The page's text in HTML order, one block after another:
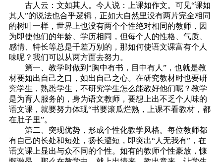
古人云：文如其人。今人说：上课如作文。可见“课如
其人”的说法也合乎逻辑，正如大自然里没有两片完全相同
的树叶一样，世界上也没有两个个性绝对相同的教师，因
为即使他们的年龄、学历相同，但每个人的性格、气质、
感情、特长等总是千差万别的，那如何使语文课富有个人
味呢？我们可以从两方面去努力。
第一、教学时做到“胸中有书，目中有人”，也就是教
材要如出自己之口，如出自己之心。在研究教材时也要研
究学生，熟悉学生，不研究学生怎么能教好他们呢？教学
是为育人服务的，身为语文教师，要想上出不乏个人味的
语文课，就要努力体现“书要滚瓜烂熟，上课不看教材，都
在肚子里”。
第二、突现优势，形成个性化教学风格。每位教师都
有自己的长处和短处，扬长避短，即突出“人无我有”，在
语文课上显出与众不同的个性。如有的教师个性豪放，慷